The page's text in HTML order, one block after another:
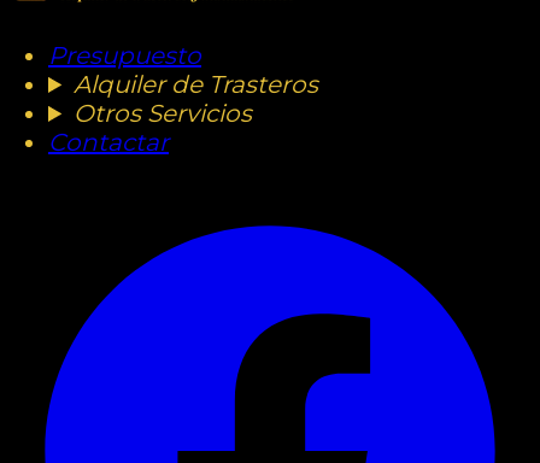
Presupuesto
Alquiler de Trasteros
Otros Servicios
Contactar